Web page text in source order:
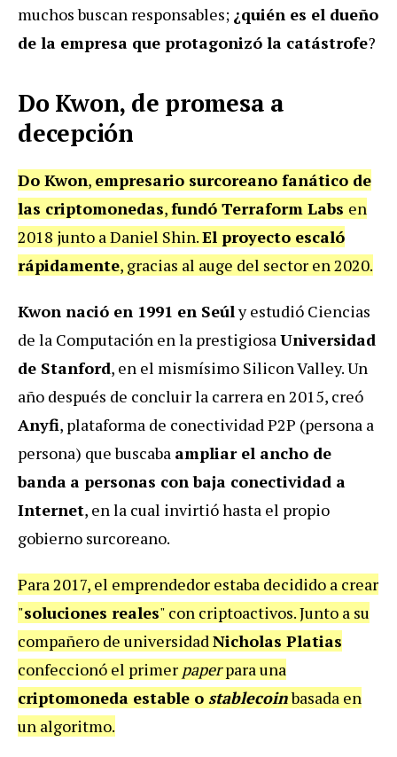
muchos buscan responsables; ¿quién es el dueño
de la empresa que protagonizó la catástrofe?
Do Kwon, de promesa a
decepción
Do Kwon, empresario surcoreano fanático de
las criptomonedas,fundó Terraform Labs en
2018 junto a Daniel Shin.El proyecto escaló
rápidamente, gracias al auge del sector en 2020.
Kwon nació en 1991 en Seúly estudió Ciencias
de la Computación en la prestigiosaUniversidad
de Stanford, en el mismísimo Silicon Valley. Un
año después de concluir la carrera en 2015, creó
Anyfi, plataforma de conectividad P2P (persona a
persona) que buscaba ampliar el ancho de
banda a personas con baja conectividad a
Internet, en la cual invirtió hasta el propio
gobierno surcoreano.
Para 2017, el emprendedor estaba decidido a crear
"soluciones reales" con criptoactivos. Junto a su
compañero de universidadNicholas Platias
confeccionó el primer paperpara una
criptomoneda estable o stablecoinbasada en
un algoritmo.